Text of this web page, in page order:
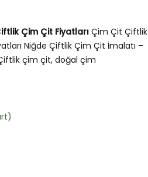
Çim Çit FiyatlarıÇim Çit Çiftlik
Niğde Çiftlik Çim Çit İmalatı –
çim çit, doğal çim